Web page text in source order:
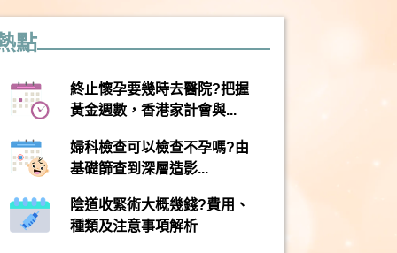
點
終止懷孕要幾時去醫院?把握
黃金週數，香港家計會與...
婦科檢查可以檢查不孕嗎?由
基礎篩查到深層造影...
陰道收緊術大概幾錢?費用、
種類及注意事項解析